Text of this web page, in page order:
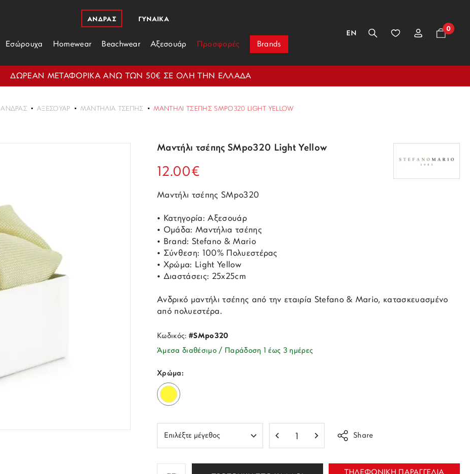
ΑΝΔΡΑΣ
Εσώρουχα Homewear Beachwear Αξεσουάρ Προσφορές Brands
ΓΥΝΑΙΚΑ
EN
0
ΔΩΡΕΑΝ ΜΕΤΑΦΟΡΙΚΑ ΑΝΩ ΤΩΝ 50€ ΣΕ ΟΛΗ ΤΗΝ ΕΛΛΑΔΑ
ΑΝΔΡΑΣ ΑΞΕΣΟΥΆΡ ΜΑΝΤΉΛΙΑ ΤΣΈΠΗΣ ΜΑΝΤΉΛΙ ΤΣΈΠΗΣ SMPO320 LIGHT YELLOW
Μαντήλι τσέπης SMpo320 Light Yellow
12.00€
Μαντήλι τσέπης SMpo320
• Κατηγορία: Αξεσουάρ
• Ομάδα: Μαντήλια τσέπης
• Brand: Stefano & Mario
• Σύνθεση: 100% Πολυεστέρας
• Χρώμα: Light Yellow
• Διαστάσεις: 25x25cm
Ανδρικό μαντήλι τσέπης από την εταιρία Stefano & Mario, κατασκευασμένο
από πολυεστέρα.
Κωδικός:#SMpo320
Άμεσα διαθέσιμο / Παράδοση 1 έως 3 ημέρες
Χρώμα:
Share